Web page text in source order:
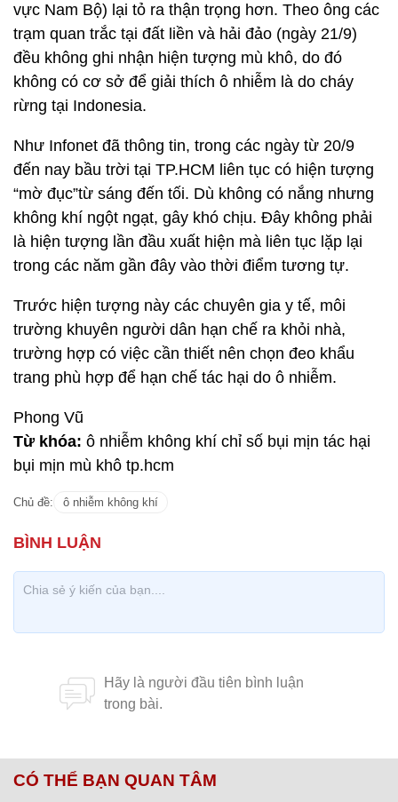
vực Nam Bộ) lại tỏ ra thận trọng hơn. Theo ông các
trạm quan trắc tại đất liền và hải đảo (ngày 21/9)
đều không ghi nhận hiện tượng mù khô, do đó
không có cơ sở để giải thích ô nhiễm là do cháy
rừng tại Indonesia.
Như Infonet đã thông tin, trong các ngày từ 20/9
đến nay bầu trời tại TP.HCM liên tục có hiện tượng
“mờ đục”từ sáng đến tối. Dù không có nắng nhưng
không khí ngột ngạt, gây khó chịu. Đây không phải
là hiện tượng lần đầu xuất hiện mà liên tục lặp lại
trong các năm gần đây vào thời điểm tương tự.
Trước hiện tượng này các chuyên gia y tế, môi
trường khuyên người dân hạn chế ra khỏi nhà,
trường hợp có việc cần thiết nên chọn đeo khẩu
trang phù hợp để hạn chế tác hại do ô nhiễm.
Phong Vũ
Từ khóa: ô nhiễm không khí chỉ số bụi mịn tác hại
bụi mịn mù khô tp.hcm
Chủ đề: ô nhiễm không khí
CÓ THỂ BẠN QUAN TÂM